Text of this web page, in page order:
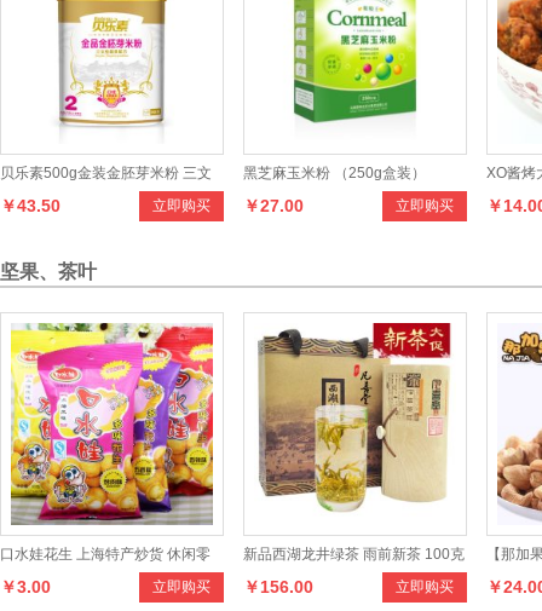
贝乐素500g金装金胚芽米粉 三文
鱼蔬菜米粉2段 立即购买
￥43.50
黑芝麻玉米粉 （250g盒装）
立即购买
￥27.00
XO酱烤
￥
坚果、茶叶
口水娃花生 上海特产炒货 休闲零
食品 立即购买
￥3.00
新品西湖龙井绿茶 雨前新茶 100克
百年珍稀老茶树罐装茶叶立即购买
￥156.00
【那加
盐焗腰
￥